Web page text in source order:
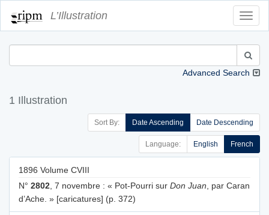
L’Illustration
Advanced Search
1 Illustration
Sort By: Date Ascending Date Descending
Language: English French
1896 Volume CVIII
N° 2802 , 7 novembre : « Pot-Pourri sur Don Juan , par Caran
d’Ache. » [caricatures] (p. 372)